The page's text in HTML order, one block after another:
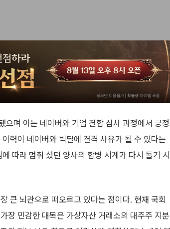
며 이는 네이버와 기업 결합 심사 과정에서 긍정
력이 네이버와 빅딜에 결격 사유가 될 수 있다는
따라 멈춰 섰던 양사의 합병 시계가 다시 돌기 시
큰 뇌관으로 떠오르고 있다는 점이다. 현재 국회
장 민감한 대목은 가상자산 거래소의 대주주 지분